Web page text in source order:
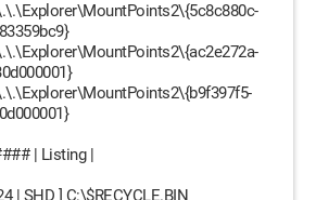
| Listing |
| SHD ] C:\$RECYCLE.BIN